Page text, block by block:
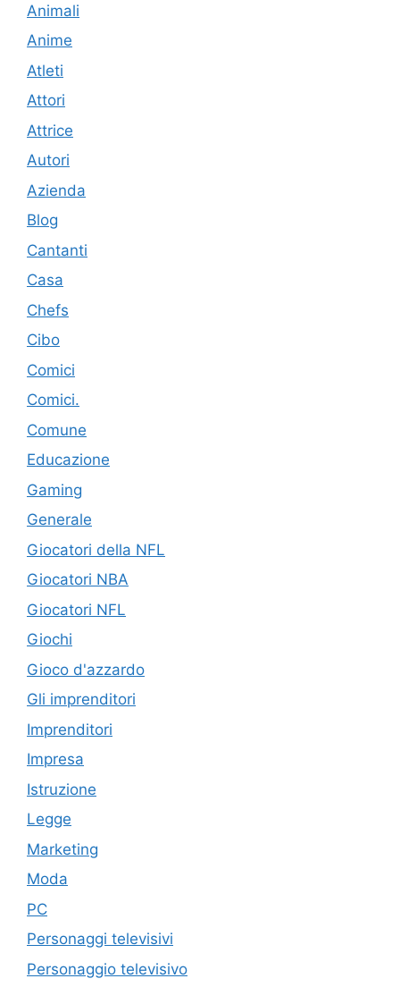
Animali
Anime
Atleti
Attori
Attrice
Autori
Azienda
Blog
Cantanti
Casa
Chefs
Cibo
Comici
Comici.
Comune
Educazione
Gaming
Generale
Giocatori della NFL
Giocatori NBA
Giocatori NFL
Giochi
Gioco d'azzardo
Gli imprenditori
Imprenditori
Impresa
Istruzione
Legge
Marketing
Moda
PC
Personaggi televisivi
Personaggio televisivo